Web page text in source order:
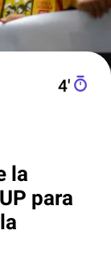
4′
la
para